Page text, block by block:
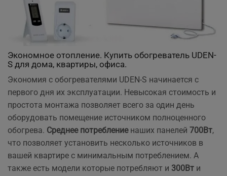
Экономное отопление. Купить обогреватель UDEN-
S для дома, квартиры, офиса.
Экономия с обогревателями UDEN-S начинается с
первого дня их эксплуатации. Невысокая стоимость и
простота монтажа позволяет всего за один день
оборудовать помещение источником полноценного
обогрева. Среднее потреблениенаших панелей 700Вт,
что позволяет установить несколько источников в
вашей квартире с минимальным потреблением. А
также есть модели которые потребляют и 300Вт и